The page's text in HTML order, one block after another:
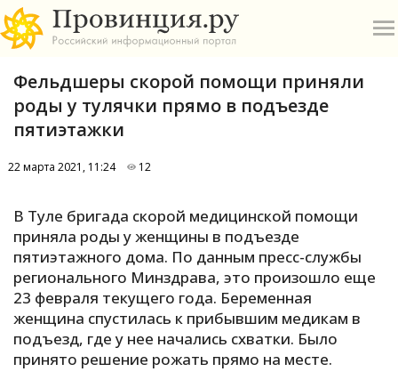
А
Б
В
П
Р
Фельдшеры скорой помощи приняли
роды у тулячки прямо в подъезде
пятиэтажки
22 марта 2021, 11:24 12
В Туле бригада скорой медицинской помощи
приняла роды у женщины в подъезде
пятиэтажного дома. По данным пресс-службы
регионального Минздрава, это произошло еще
23 февраля текущего года. Беременная
женщина спустилась к прибывшим медикам в
подъезд, где у нее начались схватки. Было
принято решение рожать прямо на месте.